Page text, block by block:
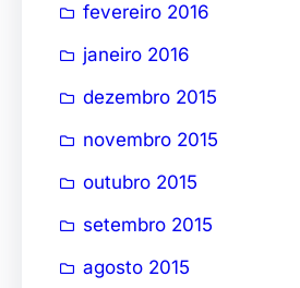
fevereiro 2016
janeiro 2016
dezembro 2015
novembro 2015
outubro 2015
setembro 2015
agosto 2015